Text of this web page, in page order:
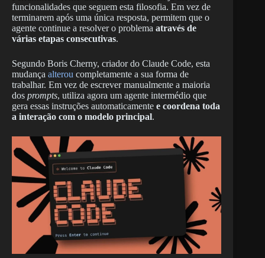
funcionalidades que seguem esta filosofia. Em vez de
terminarem após uma única resposta, permitem que o
agente continue a resolver o problema através de
várias etapas consecutivas.
Segundo Boris Cherny, criador do Claude Code, esta
mudança alterou completamente a sua forma de
trabalhar. Em vez de escrever manualmente a maioria
dos prompts, utiliza agora um agente intermédio que
gera essas instruções automaticamente e coordena toda
a interação com o modelo principal.